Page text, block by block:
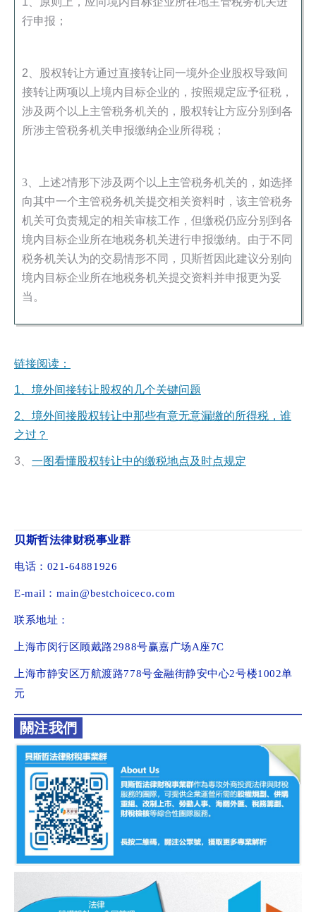
行申报；
2、
股权转让方通过直接转让同一境外企业股权导致间
接转让两项以上境内目标企业的，按照规定应予征税，
涉及两个以上主管税务机关的，股权转让方应分别到各
所涉主管税务机关申报缴纳企业所得税；
3、上述2情形下涉及两个以上主管税务机关的，如选择
向其中一个主管税务机关提交相关资料时，该主管税务
机关可负责规定的相关审核工作，但缴税仍应分别到各
境内目标企业所在地税务机关进行申报缴纳。由于不同
税务机关认为的交易情形不同，贝斯哲因此建议分别向
境内目标企业所在地税务机关提交资料并申报更为妥
当。
链接阅读：
1、境外间接转让股权的几个关键问题
2、 境外间接股权转让中那些有意无意漏缴的所得税，谁
之过？
3、 一图看懂股权转让中的缴税地点及时点规定
贝斯哲法律财税事业群
电话：021-64881926
E-mail：main@bestchoiceco.com
联系地址：
上海市闵行区顾戴路2988号赢嘉广场A座7C
上海市静安区万航渡路778号金融街静安中心2号楼1002单
元
關注我們